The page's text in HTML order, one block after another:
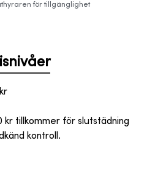
för tillgänglighet
kr
kr tillkommer för slutstädning
kontroll.